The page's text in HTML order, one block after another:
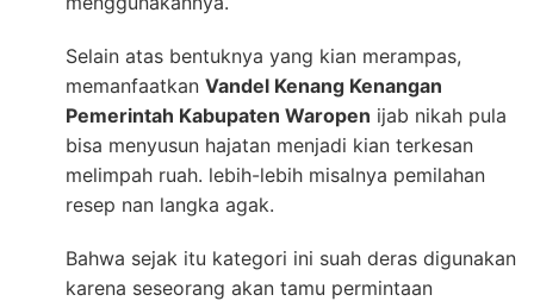
Selain atas bentuknya yang kian merampas,
memanfaatkan Vandel Kenang Kenangan
Pemerintah Kabupaten Waropen ijab nikah pula
bisa menyusun hajatan menjadi kian terkesan
melimpah ruah. lebih-lebih misalnya pemilahan
resep nan langka agak.
Bahwa sejak itu kategori ini suah deras digunakan
karena seseorang akan tamu permintaan